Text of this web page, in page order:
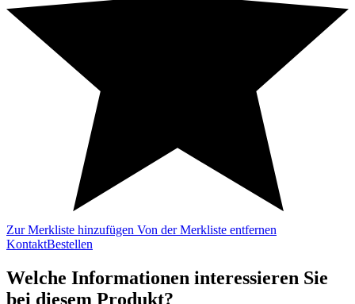
Zur Merkliste hinzufügen Von der Merkliste entfernen
KontaktBestellen
Welche Informationen interessieren Sie
bei diesem Produkt?